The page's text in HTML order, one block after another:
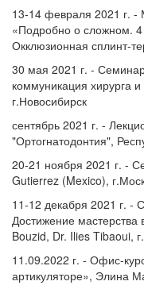
13-14 февраля 2021 г. -
«Подробно о сложном.
Окклюзионная сплинт-
30 мая 2021 г. -
коммуникация хирурга
г.Новосибирск
сентябрь 2021 г. -
"Ортогнатодонтия",
20-21 ноября 2021 г. -
Gutierrez (Mexico),
11-12 декабря 2021 г. -
Достижение мастерства
Bouzid, Dr. Ilies Tibaoui,
11.09.2022 г. - Офис-
артикуляторе», Элина